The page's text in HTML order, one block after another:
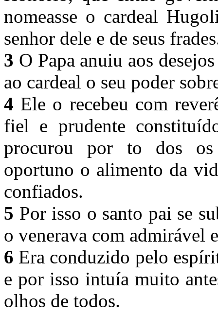
nomeasse o cardeal
senhor dele e de seus
3 O Papa anuiu aos
ao cardeal o seu poder
4 Ele o recebeu com
fiel e prudente
procurou por to dos os
oportuno o alimento da
confiados.
5 Por isso o santo pai se
o venerava com admirável
6 Era conduzido pelo
e por isso intuía muito
olhos de todos.